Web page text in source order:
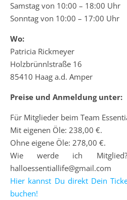
Samstag von 10:00 – 18:00 Uhr
Sonntag von 10:00 – 17:00 Uhr
Wo:
Patricia Rickmeyer
Holzbrünnlstraße 16
85410 Haag a.d. Amper
Preise und Anmeldung unter:
Für Mitglieder beim Team
Mit eigenen Öle: 238,00 €.
Ohne eigene Öle: 278,00 €.
Wie werde ich
halloessentiallife@gmail.com
Hier kannst Du direkt Dein
buchen!